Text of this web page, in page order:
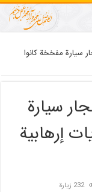
سيارة مفخخة كانوا
سيارة
إرهابية
232 زيارة